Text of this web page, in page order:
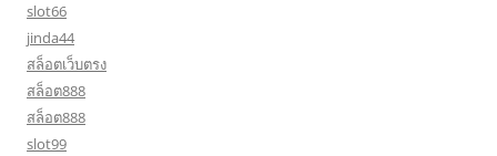
slot66
jinda44
สล็อตเว็บตรง
สล็อต888
สล็อต888
slot99